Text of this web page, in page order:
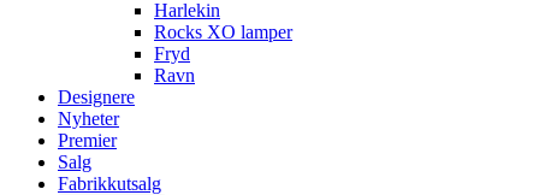
Harlekin
Rocks XO lamper
Fryd
Ravn
Designere
Nyheter
Premier
Salg
Fabrikkutsalg